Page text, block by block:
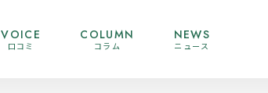
VOICE
口コミ
COLUMN
コラム
NEWS
ニュース